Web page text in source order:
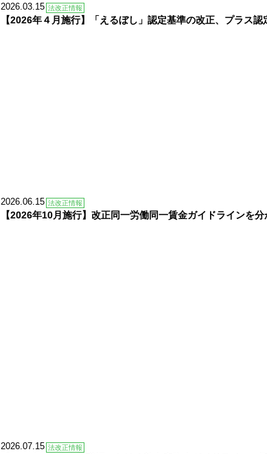
2026.03.15 法改正情報
【2026年４月施行】「えるぼし」認定基準の改正、プラ
2026.06.15 法改正情報
【2026年10月施行】改正同一労働同一賃金ガイドラインを分
2026.07.15 法改正情報